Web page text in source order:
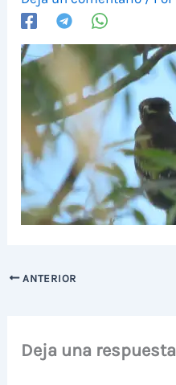
ANTERIOR
Deja una respuesta